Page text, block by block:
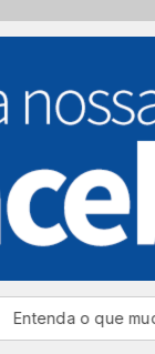
o que muda com